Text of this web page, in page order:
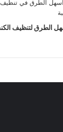
الطرق لتنظيف